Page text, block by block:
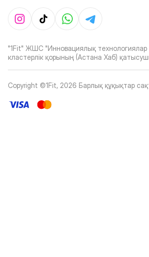
"1Fit" ЖШС "Инновациялық технологиялар
кластерлік қорының (Астана Хаб)
Copyright ©1Fit, 2026 Барлық құқықтар